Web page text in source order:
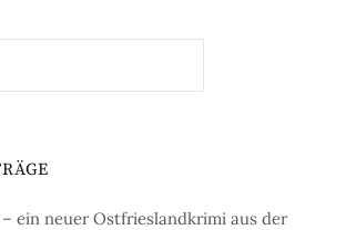
ein neuer Ostfrieslandkrimi aus der